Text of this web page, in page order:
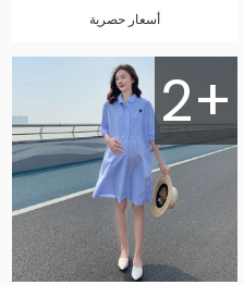
أسعار حصرية
2+